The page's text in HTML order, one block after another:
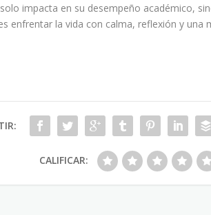
impacta en su desempeño académico,
enfrentar la vida con calma, reflexión y una
CALIFICAR: